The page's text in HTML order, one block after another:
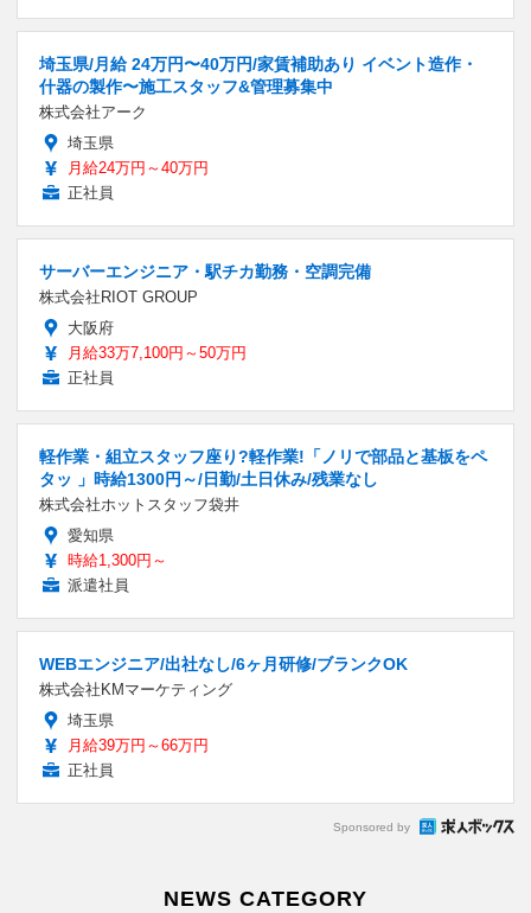
埼玉県/月給 24万円〜40万円/家賃補助あり イベント造作・
什器の製作〜施工スタッフ&管理募集中
株式会社アーク
埼玉県
月給24万円～40万円
正社員
サーバーエンジニア・駅チカ勤務・空調完備
株式会社RIOT GROUP
大阪府
月給33万7,100円～50万円
正社員
軽作業・組立スタッフ座り?軽作業!「ノリで部品と基板をペ
タッ 」時給1300円～/日勤/土日休み/残業なし
株式会社ホットスタッフ袋井
愛知県
時給1,300円～
派遣社員
WEBエンジニア/出社なし/6ヶ月研修/ブランクOK
株式会社KMマーケティング
埼玉県
月給39万円～66万円
正社員
Sponsored by
NEWS CATEGORY